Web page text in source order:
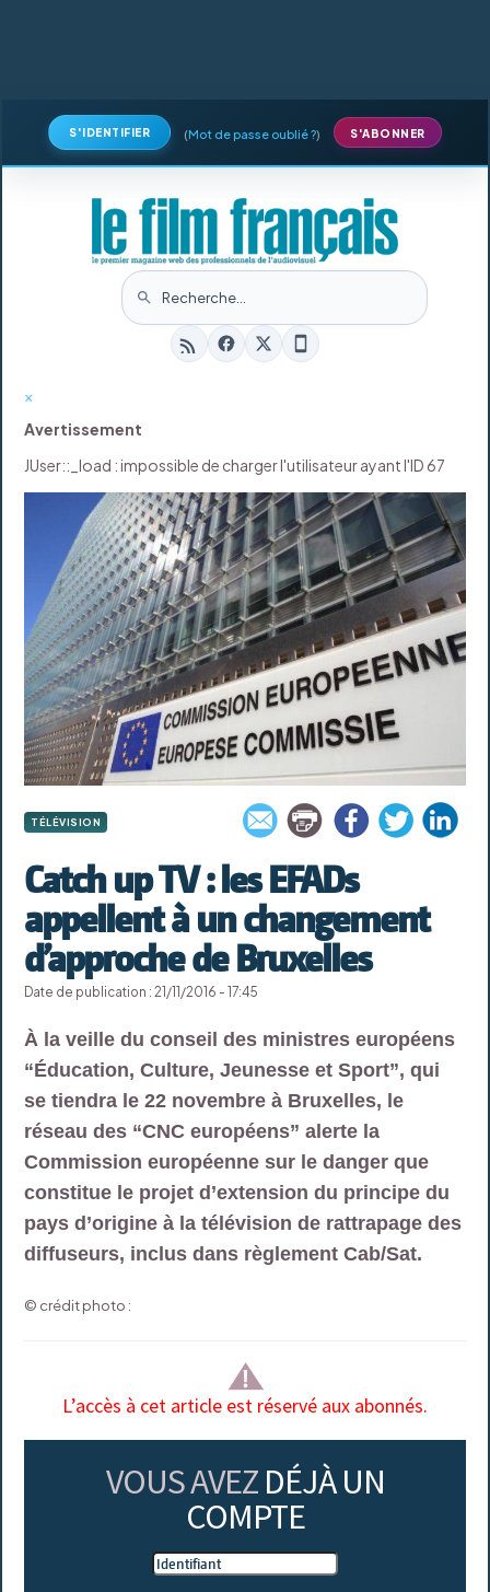
S'IDENTIFIER (Mot de passe oublié ?) S'ABONNER
×
Avertissement
JUser::_load : impossible de charger l'utilisateur ayant l'ID 67
TÉLÉVISION
Catch up TV : les EFADs
appellent à un changement
d’approche de Bruxelles
Date de publication : 21/11/2016 - 17:45
À la veille du conseil des ministres européens
“Éducation, Culture, Jeunesse et Sport”, qui
se tiendra le 22 novembre à Bruxelles, le
réseau des “CNC européens” alerte la
Commission européenne sur le danger que
constitue le projet d’extension du principe du
pays d’origine à la télévision de rattrapage des
diffuseurs, inclus dans règlement Cab/Sat.
© crédit photo :
L’accès à cet article est réservé aux abonnés.
VOUS AVEZ DÉJÀ UN
COMPTE